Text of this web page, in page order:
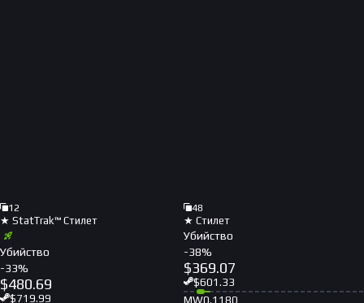
12
★ StatTrak™ Стилет
Убийство
-33%
$480.69
$719.99
48
★ Стилет
Убийство
-38%
$369.07
$601.33
MW0.1180